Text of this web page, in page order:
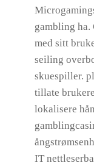
gambling ha.
med sitt
seiling
skuespiller.
tillate
lokalisere
IT